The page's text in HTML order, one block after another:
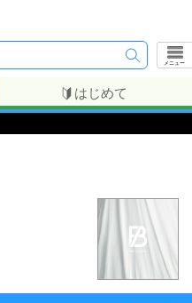
メニュー
はじめて